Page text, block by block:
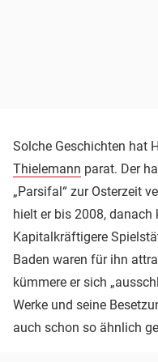
Solche Geschichten hat
Thielemann parat. Der
„Parsifal“ zur Osterzeit
hielt er bis 2008, danach
Kapitalkräftigere
Baden waren für ihn
kümmere er sich
Werke und seine
auch schon so ähnlich